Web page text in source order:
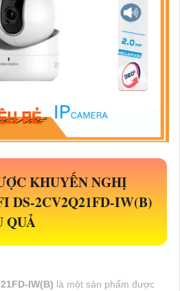
KHUYẾN NGHỊ
DS-2CV2Q21FD-IW(B)
QUẢ
IW(B) là một sản phẩm được